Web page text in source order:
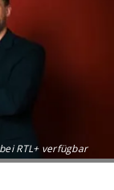
RTL+ verfügbar